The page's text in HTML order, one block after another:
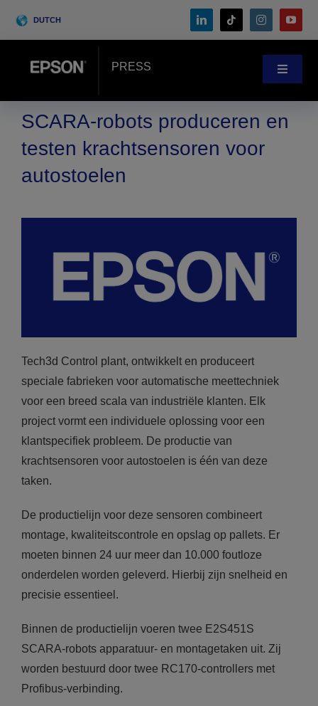
DUTCH
PRESS
Toggle
Klantenverhalen
SCARA-robots produceren en
testen krachtsensoren voor
autostoelen
Tech3d Control plant, ontwikkelt en produceert
speciale fabrieken voor automatische meettechniek
voor een breed scala van industriële klanten. Elk
project vormt een individuele oplossing voor een
klantspecifiek probleem. De productie van
krachtsensoren voor autostoelen is één van deze
taken.
De productielijn voor deze sensoren combineert
montage, kwaliteitscontrole en opslag op pallets. Er
moeten binnen 24 uur meer dan 10.000 foutloze
onderdelen worden geleverd. Hierbij zijn snelheid en
precisie essentieel.
Binnen de productielijn voeren twee E2S451S
SCARA-robots apparatuur- en montagetaken uit. Zij
worden bestuurd door twee RC170-controllers met
Profibus-verbinding.